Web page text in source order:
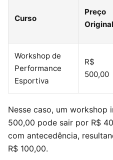
Curso
Preço
Original
Workshop de
Performance
Esportiva
R$
500,00
Nesse caso, um workshop
500,00 pode sair por R$
com antecedência,
R$ 100,00.